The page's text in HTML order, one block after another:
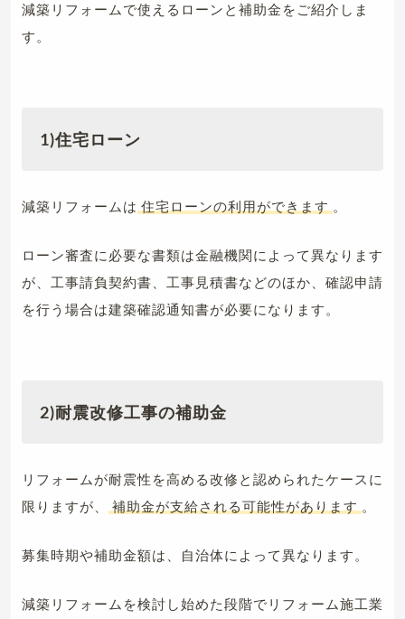
減築リフォームで使えるローンと補助金をご紹介しま
す。
1)住宅ローン
減築リフォームは 住宅ローンの利用ができます 。
ローン審査に必要な書類は金融機関によって異なります
が、工事請負契約書、工事見積書などのほか、確認申請
を行う場合は建築確認通知書が必要になります。
2)耐震改修工事の補助金
リフォームが耐震性を高める改修と認められたケースに
限りますが、
補助金が支給される可能性があります 。
募集時期や補助金額は、自治体によって異なります。
減築リフォームを検討し始めた段階でリフォーム施工業